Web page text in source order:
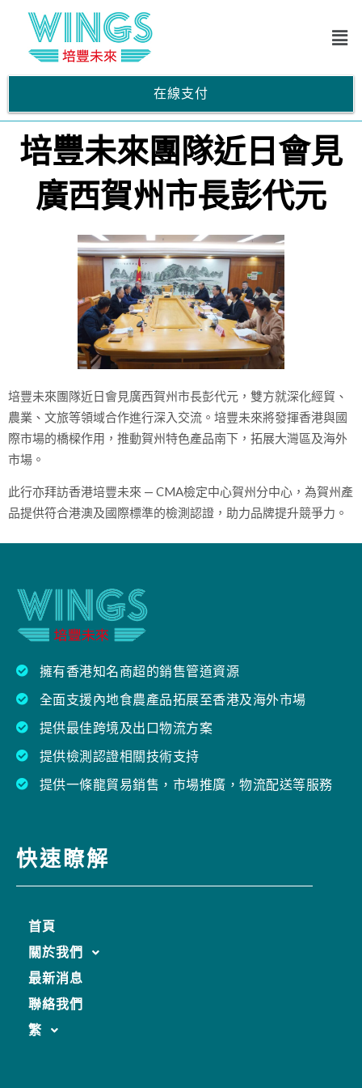
在線支付
培豐未來團隊近日會見
廣西賀州市長彭代元
培豐未來團隊近日會見廣西賀州市長彭代元，雙方就深化經貿、
農業、文旅等領域合作進行深入交流。培豐未來將發揮香港與國
際市場的橋樑作用，推動賀州特色產品南下，拓展大灣區及海外
市場。
此行亦拜訪香港培豐未來 — CMA檢定中心賀州分中心，為賀州產
品提供符合港澳及國際標準的檢測認證，助力品牌提升競爭力。
擁有香港知名商超的銷售管道資源
全面支援內地食農產品拓展至香港及海外市場
提供最佳跨境及出口物流方案
提供檢測認證相關技術支持
提供一條龍貿易銷售，市場推廣，物流配送等服務
快速瞭解
首頁
關於我們
最新消息
聯絡我們
繁